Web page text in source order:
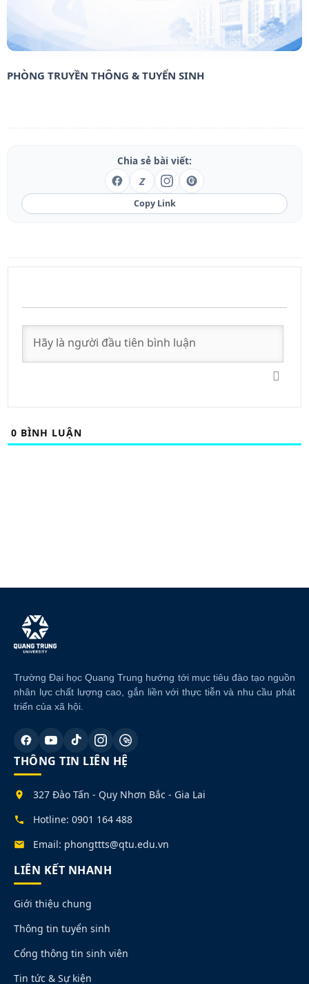
PHÒNG TRUYỀN THÔNG & TUYỂN SINH
Chia sẻ bài viết:
Z
Copy Link
0 BÌNH LUẬN
Trường Đại học Quang Trung hướng tới mục tiêu đào tạo nguồn
nhân lực chất lượng cao, gắn liền với thực tiễn và nhu cầu phát
triển của xã hội.
THÔNG TIN LIÊN HỆ
327 Đào Tấn - Quy Nhơn Bắc - Gia Lai
Hotline: 0901 164 488
Email: phongttts@qtu.edu.vn
LIÊN KẾT NHANH
Giới thiệu chung
Thông tin tuyển sinh
Cổng thông tin sinh viên
Tin tức & Sự kiện